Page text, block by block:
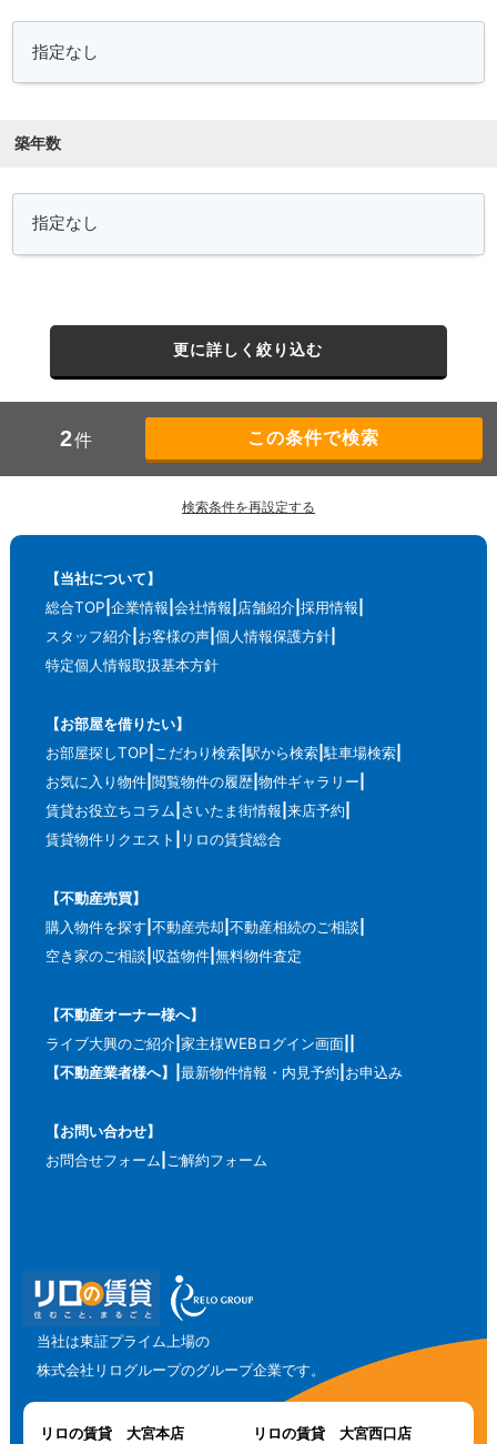
築年数
更に詳しく絞り込む
2件
検索条件を再設定する
【当社について】
総合TOP 企業情報 会社情報 店舗紹介 採用情報
スタッフ紹介 お客様の声 個人情報保護方針
特定個人情報取扱基本方針
【お部屋を借りたい】
お部屋探しTOP こだわり検索 駅から検索 駐車場検索
お気に入り物件 閲覧物件の履歴 物件ギャラリー
賃貸お役立ちコラム さいたま街情報 来店予約
賃貸物件リクエスト
リロの賃貸総合
【不動産売買】
購入物件を探す 不動産売却 不動産相続のご相談
空き家のご相談 収益物件 無料物件査定
【不動産オーナー様へ】
ライブ大興のご紹介 家主様WEBログイン画面
【不動産業者様へ】
最新物件情報・内見予約 お申込み
【お問い合わせ】
お問合せフォーム ご解約フォーム
当社は東証プライム上場の
株式会社リログループのグループ企業です。
リロの賃貸 大宮本店 リロの賃貸 大宮西口店